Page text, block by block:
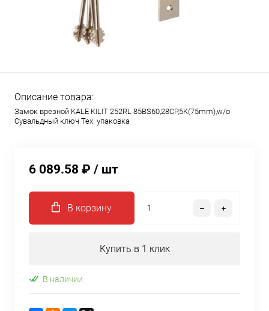
Описание товара:
Замок врезной KALE KILIT 252RL 85BS60,28CP,5K(75mm),w/o
Сувальдный ключ Тех. упаковка
6 089.58 ₽ / шт
В корзину
Купить в 1 клик
В наличии